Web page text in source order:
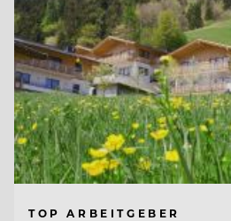
TOP ARBEITGEBER